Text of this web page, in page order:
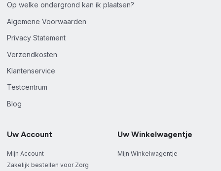
Op welke ondergrond kan ik plaatsen?
Algemene Voorwaarden
Privacy Statement
Verzendkosten
Klantenservice
Testcentrum
Blog
Uw Account
Mijn Account
Zakelijk bestellen voor Zorg
Uw Winkelwagentje
Mijn Winkelwagentje